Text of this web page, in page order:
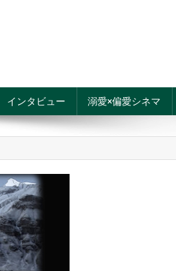
インタビュー 溺愛×偏愛シネマ